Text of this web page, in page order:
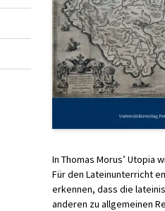
In Thomas Morus’ Utopia
Für den Lateinunterricht
erkennen, dass die
anderen zu allgemeinen